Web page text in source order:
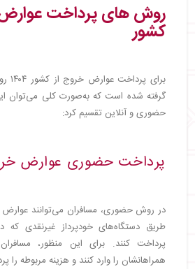
روش‌ های پرداخت
کشور
برای
گرفته شده است که به‌صورت کلی می‌توان
حضوری و آنلاین تقسیم کرد:
پرداخت حضوری عوارض
در روش حضوری، مسافران می‌توانند عوارض
طریق دستگاه‌های خودپرداز غیرنقدی که در
پرداخت کنند. برای این منظور،
همراهانشان را وارد کنند و هزینه مربوطه را